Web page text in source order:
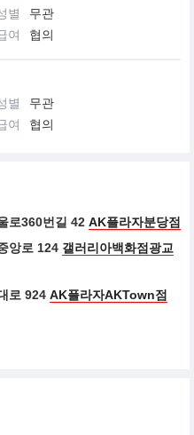
별
무관
여 협의
별
무관
여 협의
로360번길 42 AK플라자분당점
앙로 124 갤러리아백화점광교
로 924 AK플라자AKTown점